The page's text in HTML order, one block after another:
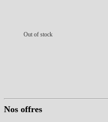
Out of stock
Nos offres